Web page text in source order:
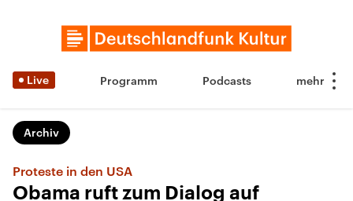
Live Programm Podcasts
Archiv
Proteste in den USA
Obama ruft zum Dialog auf